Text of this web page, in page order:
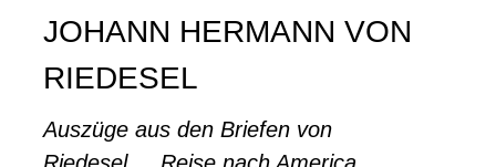
JOHANN HERMANN VON
RIEDESEL
Auszüge aus den Briefen von